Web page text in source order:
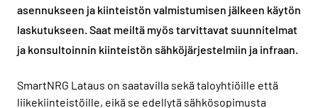
asennukseen ja kiinteistön valmistumisen jälkeen käytön
laskutukseen. Saat meiltä myös tarvittavat suunnitelmat
ja konsultoinnin kiinteistön sähköjärjestelmiin ja infraan.
SmartNRG Lataus on saatavilla sekä taloyhtiöille että
liikekiinteistöille, eikä se edellytä sähkösopimusta